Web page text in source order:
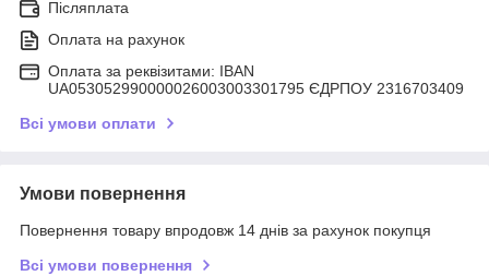
Післяплата
Оплата на рахунок
Оплата за реквізитами: IBAN
UA053052990000026003003301795 ЄДРПОУ 2316703409
Всі умови оплати
Умови повернення
Повернення товару впродовж 14 днів за рахунок покупця
Всі умови повернення